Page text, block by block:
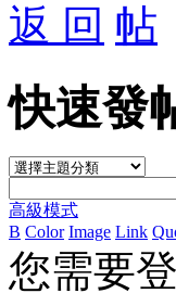
返 回
快速發
高級模式
B Color Image Link
您需要